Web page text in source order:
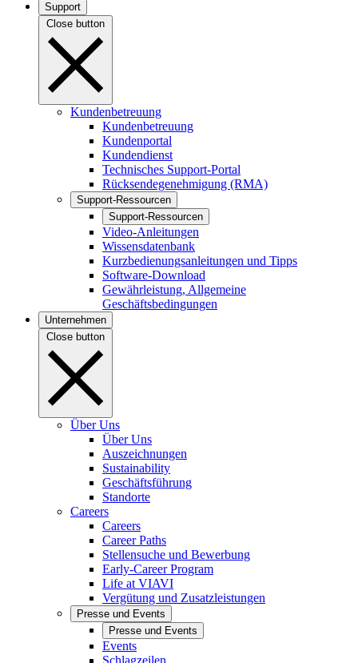
Support
Close button
Kundenbetreuung
Kundenbetreuung
Kundenportal
Kundendienst
Technisches Support-Portal
Rücksendegenehmigung (RMA)
Support-Ressourcen
Support-Ressourcen
Video-Anleitungen
Wissensdatenbank
Kurzbedienungsanleitungen und Tipps
Software-Download
Gewährleistung, Allgemeine
Geschäftsbedingungen
Unternehmen
Close button
Über Uns
Über Uns
Auszeichnungen
Sustainability
Geschäftsführung
Standorte
Careers
Careers
Career Paths
Stellensuche und Bewerbung
Early-Career Program
Life at VIAVI
Vergütung und Zusatzleistungen
Presse und Events
Presse und Events
Events